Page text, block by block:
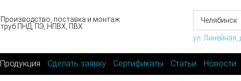
Производство, поставка и монтаж
труб ПНД, ПЭ, НПВХ, ПВХ
ул. Линейная,
Продукция Сделать заявку Сертификаты Статьи Новости